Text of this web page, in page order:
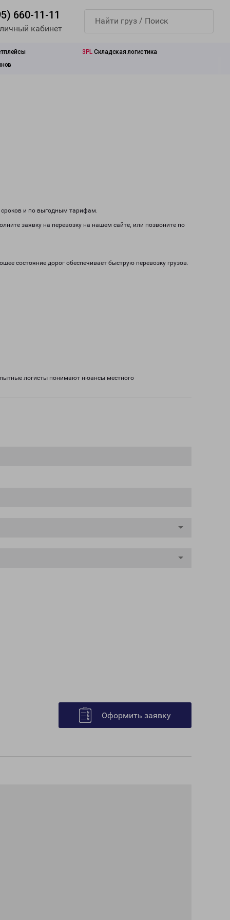
660-11-11
кабинет
3PL Складская логистика
сроков и по выгодным тарифам.
заявку на перевозку на нашем сайте, или позвоните по
состояние дорог обеспечивает быструю перевозку грузов.
логисты понимают нюансы местного
Оформить заявку